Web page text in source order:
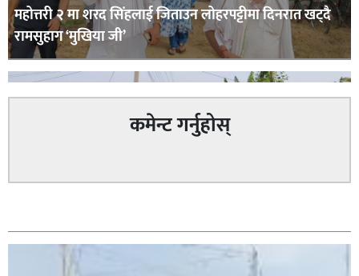
महोत्तरी २ मा शरद सिंहलाई जिताउन लोहरपट्टीमा दिनरात खट्दै
रामसुहाग ‘मुखिया जी’
कमेन्ट गर्नुहोस्